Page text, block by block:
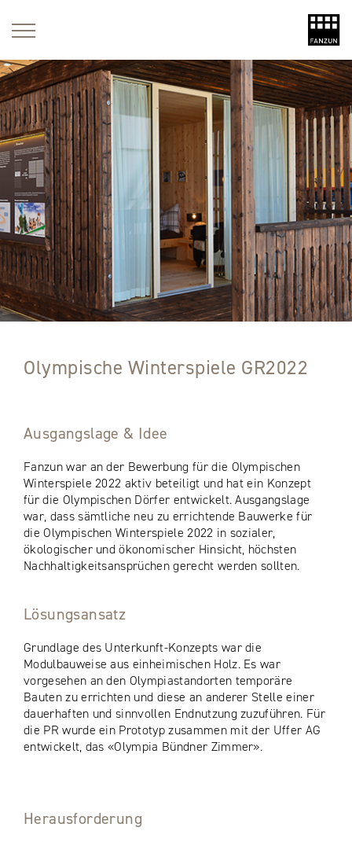
Olympische Winterspiele GR2022
Ausgangslage & Idee
Fanzun war an der Bewerbung für die Olympischen
Winterspiele 2022 aktiv beteiligt und hat ein Konzept
für die Olympischen Dörfer entwickelt. Ausgangslage
war, dass sämtliche neu zu errichtende Bauwerke für
die Olympischen Winterspiele 2022 in sozialer,
ökologischer und ökonomischer Hinsicht, höchsten
Nachhaltigkeitsansprüchen gerecht werden sollten.
Lösungsansatz
Grundlage des Unterkunft-Konzepts war die
Modulbauweise aus einheimischen Holz. Es war
vorgesehen an den Olympiastandorten temporäre
Bauten zu errichten und diese an anderer Stelle einer
dauerhaften und sinnvollen Endnutzung zuzuführen. Für
die PR wurde ein Prototyp zusammen mit der Uffer AG
entwickelt, das «Olympia Bündner Zimmer».
Herausforderung